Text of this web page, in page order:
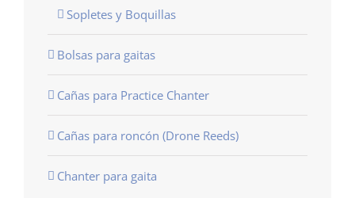
Sopletes y Boquillas
Bolsas para gaitas
Cañas para Practice Chanter
Cañas para roncón (Drone Reeds)
Chanter para gaita